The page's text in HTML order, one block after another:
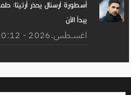
أسطورة آرسنال يحذر أرتيتا:
يبدأ الآن
06 اغســطس.2026 - 20:12